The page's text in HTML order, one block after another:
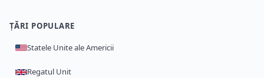
ȚĂRI POPULARE
Statele Unite ale Americii
Regatul Unit